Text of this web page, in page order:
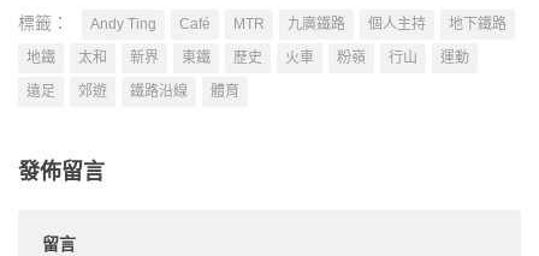
標籤： Andy Ting Café MTR 九廣鐵路 個人主持
地下鐵路
地鐵
太和 新界 東鐵 歷史 火車 粉嶺 行山
運動
遠足
郊遊 鐵路沿線 體育
發佈留言
留言